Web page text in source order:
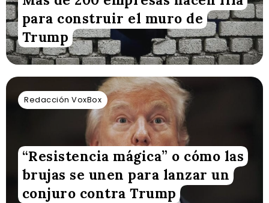
para construir el muro de
Trump
Redacción VoxBox
“Resistencia mágica” o cómo las
brujas se unen para lanzar un
conjuro contra Trump